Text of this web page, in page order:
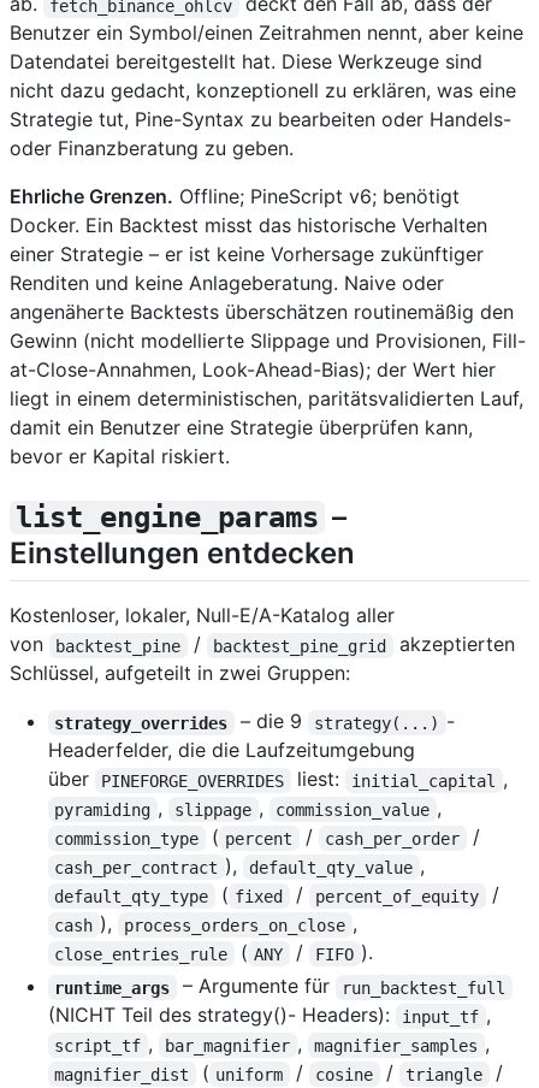
fetch_binance_ohlcv
Benutzer ein Symbol/einen Zeitrahmen nennt, aber keine
Datendatei bereitgestellt hat. Diese Werkzeuge sind
nicht dazu gedacht, konzeptionell zu erklären, was eine
Strategie tut, Pine-Syntax zu bearbeiten oder Handels-
oder Finanzberatung zu geben.
Ehrliche Grenzen. Offline; PineScript v6; benötigt
Docker. Ein Backtest misst das historische Verhalten
einer Strategie – er ist keine Vorhersage zukünftiger
Renditen und keine Anlageberatung. Naive oder
angenäherte Backtests überschätzen routinemäßig den
Gewinn (nicht modellierte Slippage und Provisionen, Fill-
at-Close-Annahmen, Look-Ahead-Bias); der Wert hier
liegt in einem deterministischen, paritätsvalidierten Lauf,
damit ein Benutzer eine Strategie überprüfen kann,
bevor er Kapital riskiert.
list_engine_params –
Einstellungen entdecken
Kostenloser, lokaler, Null-E/A-Katalog aller
von
backtest_pine / backtest_pine_grid
akzeptierten
Schlüssel, aufgeteilt in zwei Gruppen:
strategy_overrides – die 9 strategy(...) -
Headerfelder, die die Laufzeitumgebung
über
PINEFORGE_OVERRIDES liest: initial_capital ,
pyramiding , slippage , commission_value ,
commission_type ( percent / cash_per_order /
cash_per_contract ), default_qty_value ,
default_qty_type ( fixed / percent_of_equity /
cash ), process_orders_on_close ,
close_entries_rule ( ANY / FIFO ).
runtime_args – Argumente für run_backtest_full
(NICHT Teil des strategy()- Headers): input_tf ,
script_tf , bar_magnifier , magnifier_samples ,
magnifier_dist ( uniform / cosine / triangle /